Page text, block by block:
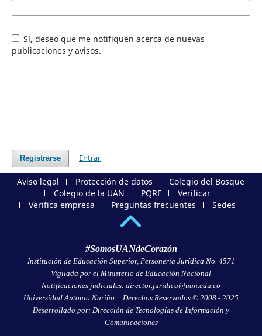
Sí, deseo que me notifiquen acerca de nuevas
publicaciones y avisos.
Registrarse Entrar
Aviso legal Protección de datos
Colegio del Bosque
Colegio de la UAN
PQRF
Verificar
Verifica empresa
Preguntas frecuentes Sedes
#SomosUANdeCorazón
Institución de Educación Superior, Personería Jurídica No. 4571
Vigilada por el Ministerio de Educación Nacional
Notificaciones judiciales: director.juridica@uan.edu.co
Universidad Antonio Nariño :: Derechos Reservados © 2008 - 2025
Desarrollado por: Dirección de Tecnologías de Información y
Comunicaciones